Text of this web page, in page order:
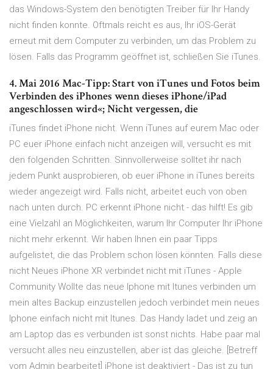
das Windows-System den benötigten Treiber für Ihr Handy
nicht finden konnte. Oftmals reicht es aus, Ihr iOS-Gerät
erneut mit dem Computer zu verbinden, um das Problem zu
lösen. Falls das Programm geöffnet ist, schließen Sie iTunes.
4. Mai 2016 Mac-Tipp: Start von iTunes und Fotos beim
Verbinden des iPhones wenn dieses iPhone/iPad
angeschlossen wird«; Nicht vergessen, die
iTunes findet iPhone nicht. Wenn iTunes auf eurem Mac oder
PC euer iPhone einfach nicht anzeigen will, versucht es mit
den folgenden Schritten. Sinnvollerweise solltet ihr nach
jedem Punkt ausprobieren, ob euer iPhone in iTunes bereits
wieder angezeigt wird. Falls nicht, arbeitet euch von oben
nach unten durch. PC erkennt iPhone nicht - das hilft! Es gib
eine Vielzahl an Möglichkeiten, warum Ihr Computer Ihr iPhone
nicht mehr erkennt. Wir haben Ihnen ein paar Tipps
aufgelistet, die das Problem schon lösen könnten. Falls diese
nicht Neues iPhone XR verbindet nicht mit iTunes - Apple
Community Wollte das neue Iphone mit Itunes verbinden um
mein altes Backup einzustellen jedoch verbindet mein neues
Iphone einfach nicht mit Itunes. Das Handy ladet und zeig an
am Laptop das es verbunden ist sonst nichts. Habe paar mal
versucht alles neu einzustellen, aber ist das gleiche. [Betreff
vom Admin bearbeitet] iPhone ist deaktiviert - Das ist zu tun